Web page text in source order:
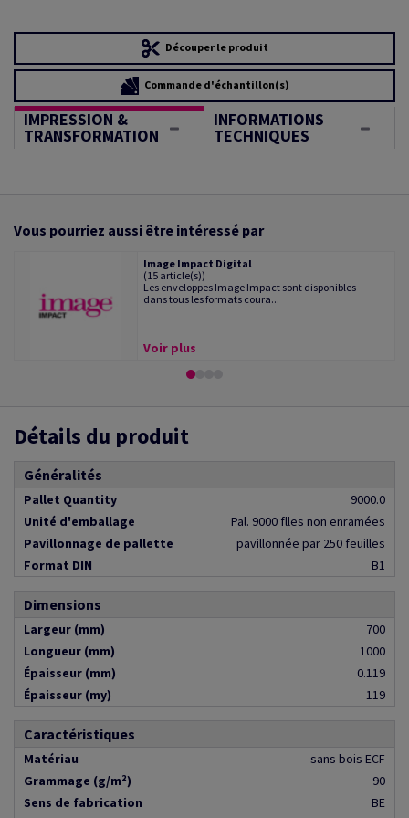
Découper le produit
Commande d'échantillon(s)
IMPRESSION &
TRANSFORMATION
INFORMATIONS
TECHNIQUES
Vous pourriez aussi être intéressé par
Image Impact Digital
(15 article(s))
Les enveloppes Image Impact sont disponibles
dans tous les formats coura...
Voir plus
Détails du produit
Généralités
Pallet Quantity
9000.0
Unité d'emballage
Pal. 9000 flles non enramées
Pavillonnage de pallette
pavillonnée par 250 feuilles
Format DIN
B1
Dimensions
Largeur (mm)
700
Longueur (mm)
1000
Épaisseur (mm)
0.119
Épaisseur (my)
119
Caractéristiques
Matériau
sans bois ECF
Grammage (g/m²)
90
Sens de fabrication
BE